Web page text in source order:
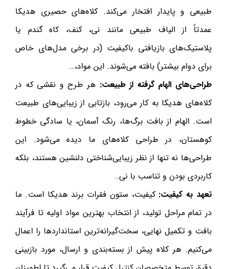
طبیعی و پایدار افتخار می‌کند. کلاه‌های حصیری هدیکا
عمدتاً از الیاف طبیعی مانند نی، کنف، کاه گندم یا
پلاستیک‌های بازیافتی باکیفیت (در برخی مدل‌های خاص
برای دوام بیشتر) بافته می‌شوند. این مواد،…
طراحی‌های الهام گرفته از طبیعت: هر طرح و نقشی که در
کلاه‌های هدیکا به کار می‌رود، بازتابی از زیبایی‌های طبیعت
است. الهام از بافت برگ‌ها، رنگ آسمان، یا سادگی خطوط
کوهستان، در طراحی کلاه‌های ما دیده می‌شود. این
طراحی‌ها نه تنها از نظر زیبایی‌شناختی دلنشین هستند، بلکه
کاربردی بودن و تناسب با نی…
تعهد به کیفیت: کیفیت، ستون فقرات برند هدیکا است. ما
در تمام مراحل تولید، از انتخاب بهترین مواد اولیه تا فرآیند
بافت و تکمیل نهایی، سخت‌گیرانه‌ترین استانداردها را اعمال
می‌کنیم. هر کلاه پیش از بسته‌بندی و ارسال، مورد بازبینی